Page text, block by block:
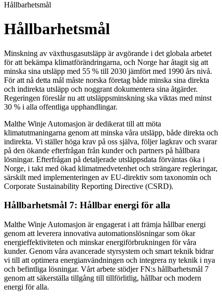
Hållbarhetsmål
Hållbarhetsmål
Minskning av växthusgasutsläpp är avgörande i det globala arbetet
för att bekämpa klimatförändringarna, och Norge har åtagit sig att
minska sina utsläpp med 55 % till 2030 jämfört med 1990 års nivå.
För att nå detta mål måste norska företag både minska sina direkta
och indirekta utsläpp och noggrant dokumentera sina åtgärder.
Regeringen föreslår nu att utsläppsminskning ska viktas med minst
30 % i alla offentliga upphandlingar.
Malthe Winje Automasjon är dedikerat till att möta
klimatutmaningarna genom att minska våra utsläpp, både direkta och
indirekta. Vi ställer höga krav på oss själva, följer lagkrav och svarar
på den ökande efterfrågan från kunder och partners på hållbara
lösningar. Efterfrågan på detaljerade utsläppsdata förväntas öka i
Norge, i takt med ökad klimatmedvetenhet och strängare regleringar,
särskilt med implementeringen av EU-direktiv som taxonomin och
Corporate Sustainability Reporting Directive (CSRD).
Hållbarhetsmål 7: Hållbar energi för alla
Malthe Winje Automasjon är engagerat i att främja hållbar energi
genom att leverera innovativa automationslösningar som ökar
energieffektiviteten och minskar energiförbrukningen för våra
kunder. Genom våra avancerade styrsystem och smart teknik bidrar
vi till att optimera energianvändningen och integrera ny teknik i nya
och befintliga lösningar. Vårt arbete stödjer FN:s hållbarhetsmål 7
genom att säkerställa tillgång till tillförlitlig, hållbar och modern
energi för alla.